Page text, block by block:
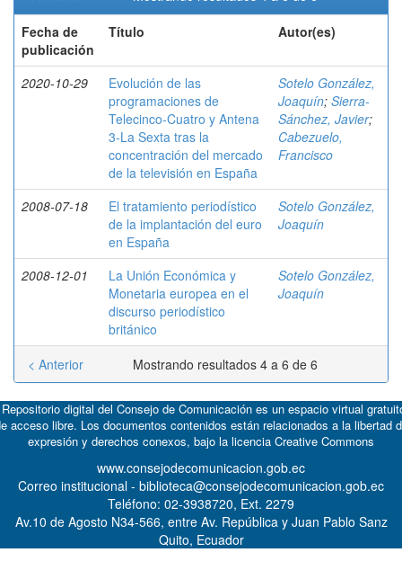
Fecha de
publicación
Título Autor(es)
2020-10-29
Evolución de las
programaciones de
Telecinco-Cuatro y Antena
3-La Sexta tras la
concentración del mercado
de la televisión en España
Sotelo González,
Joaquín; Sierra-
Sánchez, Javier;
Cabezuelo,
Francisco
2008-07-18
El tratamiento periodístico
de la implantación del euro
en España
Sotelo González,
Joaquín
2008-12-01
La Unión Económica y
Monetaria europea en el
discurso periodístico
británico
Sotelo González,
Joaquín
Mostrando resultados 4 a 6 de 6
< Anterior
digital del Consejo de Comunicación es un espacio virtual
acceso libre. Los documentos contenidos están relacionados a la libertad
expresión y derechos conexos, bajo la licencia Creative Commons
www.consejodecomunicacion.gob.ec
Correo institucional - biblioteca@consejodecomunicacion.gob.ec
Teléfono: 02-3938720, Ext. 2279
Av.10 de Agosto N34-566, entre Av. República y Juan Pablo Sanz
Quito, Ecuador